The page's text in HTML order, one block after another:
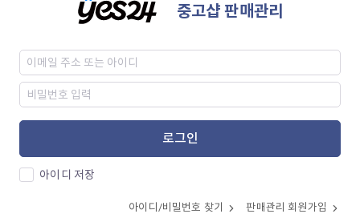
중고샵 판매관리
로그인
아이디 저장
아이디/비밀번호 찾기 판매관리 회원가입